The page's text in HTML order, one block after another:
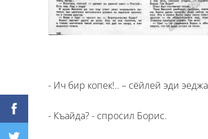
- Ич бир копек!.. – сёйлей эди
- Къайда? - спросил Борис.